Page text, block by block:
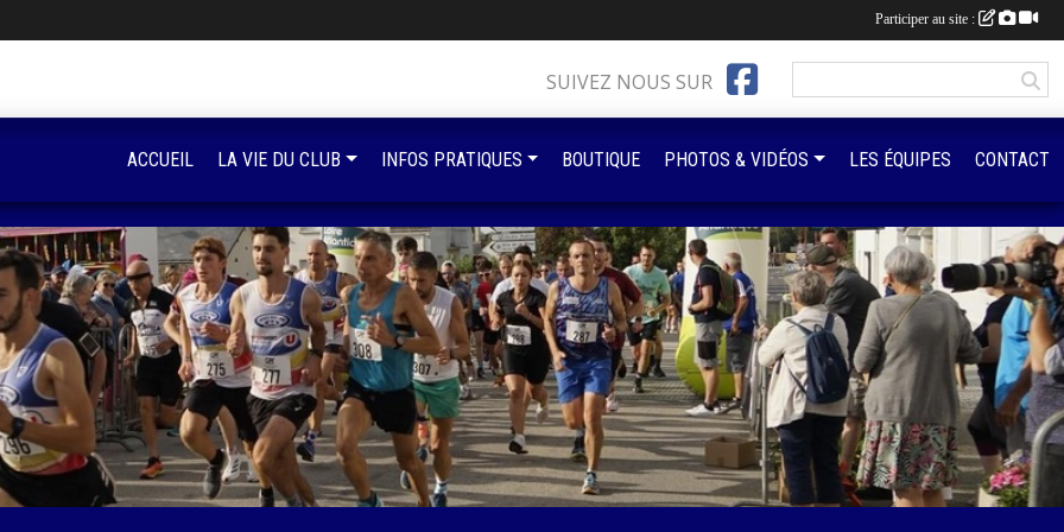
SUIVEZ NOUS SUR
ACCUEIL LA VIE DU CLUB INFOS PRATIQUES BOUTIQUE PHOTOS & VIDÉOS LES ÉQUIPES CONTACT
Participer au site :